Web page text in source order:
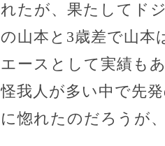
れたが、果たしてド
の山本と3歳差で山本
エースとして実績も
怪我人が多い中で先
に惚れたのだろうが